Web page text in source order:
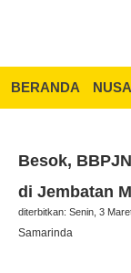
BERANDA
Besok,
di Jembatan
diterbitkan: Senin, 3
Samarinda